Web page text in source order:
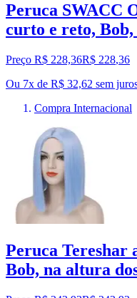
Peruca SWACC
curto e reto,
Preço R$ 228,36R$ 228,36
Ou 7x de R$ 32,62 sem
Compra Internacional
Peruca Tereshar
Bob, na altura